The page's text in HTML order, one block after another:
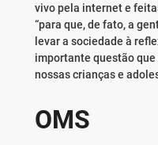
vivo pela internet e
“para que, de fato, a
levar a sociedade à
importante questão que
nossas crianças e
OMS